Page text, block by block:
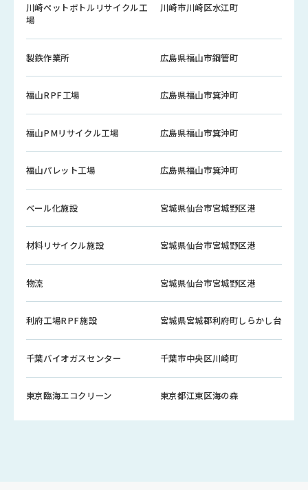
川崎ペットボトルリサイクル工
場
川崎市川崎区水江町
製鉄作業所 広島県福山市鋼管町
福山RPF工場 広島県福山市箕沖町
福山PMリサイクル工場 広島県福山市箕沖町
福山パレット工場 広島県福山市箕沖町
ベール化施設 宮城県仙台市宮城野区港
材料リサイクル施設 宮城県仙台市宮城野区港
物流 宮城県仙台市宮城野区港
利府工場RPF施設 宮城県宮城郡利府町しらかし台
千葉バイオガスセンター 千葉市中央区川崎町
東京臨海エコクリーン 東京都江東区海の森